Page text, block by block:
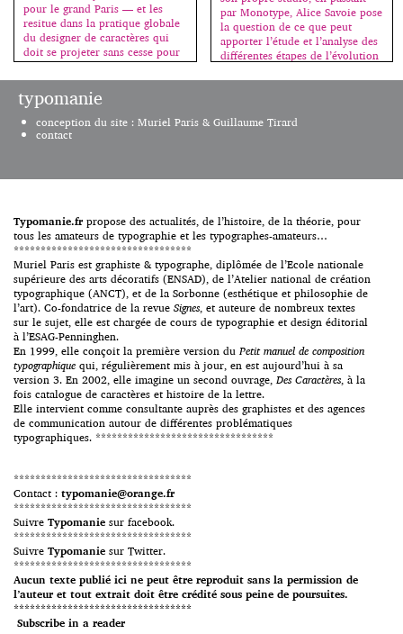
pour le grand Paris — et les
resitue dans la pratique globale
du designer de caractères qui
doit se projeter sans cesse pour
imaginer ce que d’autres feront
de ses créations dans les
décennies à venir. Il aborde
simplement des notions pointues
permettant ainsi […]
par Monotype, Alice Savoie pose
la question de ce que peut
apporter l’étude et l’analyse des
différentes étapes de l’évolution
caractères à un concepteur
nouveautés ? À quoi […]
typomanie
conception du site : Muriel Paris & Guillaume Tirard
contact
Typomanie.fr propose des actualités, de l’histoire, de la théorie, pour
tous les amateurs de typographie et les typographes-amateurs…
*********************************
Muriel Paris est graphiste & typographe, diplômée de l’Ecole nationale
supérieure des arts décoratifs (ENSAD), de l’Atelier national de création
typographique (ANCT), et de la Sorbonne (esthétique et philosophie de
l’art). Co-fondatrice de la revue Signes, et auteure de nombreux textes
sur le sujet, elle est chargée de cours de typographie et design éditorial
à l’ESAG-Penninghen.
En 1999, elle conçoit la première version duPetit manuel de composition
typographique qui, régulièrement mis à jour, en est aujourd’hui à sa
version 3. En 2002, elle imagine un second ouvrage, Des Caractères, à la
fois catalogue de caractères et histoire de la lettre.
Elle intervient comme consultante auprès des graphistes et des agences
de communication autour de différentes problématiques
typographiques. *********************************
*********************************
Contact : typomanie@orange.fr
*********************************
Suivre Typomanie sur facebook.
*********************************
Suivre Typomanie sur Twitter.
*********************************
Aucun texte publié ici ne peut être reproduit sans la permission de
l’auteur et tout extrait doit être crédité sous peine de poursuites.
*********************************
Subscribe in a reader